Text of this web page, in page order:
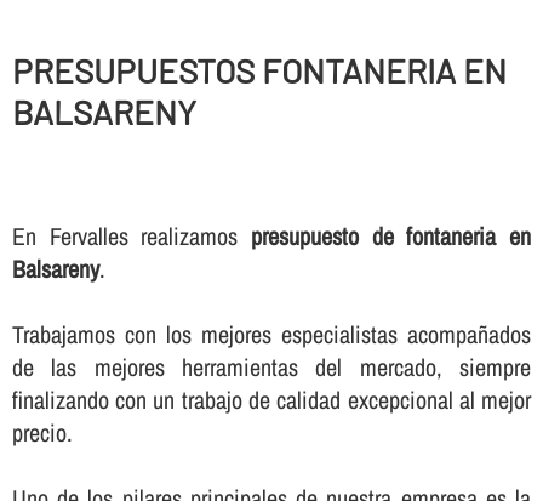
PRESUPUESTOS FONTANERIA EN
BALSARENY
En Fervalles realizamos presupuesto de fontaneria en
Balsareny.
Trabajamos con los mejores especialistas acompañados
de las mejores herramientas del mercado, siempre
finalizando con un trabajo de calidad excepcional al mejor
precio.